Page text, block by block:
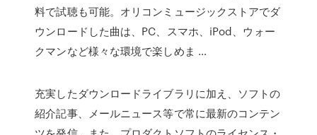
料で試聴も可能。オリコンミュージックストアでダ
ウンロードした曲は、PC、スマホ、iPod、ウォー
クマンなど様々な環境で楽しめま …
充実したダウンロードライブラリに加え、ソフトの
紹介記事、メールニュース等で常に最新のコンテン